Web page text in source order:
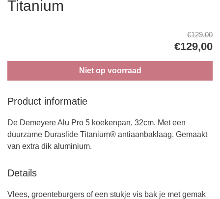
Titanium
€129,00
€129,00
Niet op voorraad
Product informatie
De Demeyere Alu Pro 5 koekenpan, 32cm. Met een
duurzame Duraslide Titanium® antiaanbaklaag. Gemaakt
van extra dik aluminium.
Details
Vlees, groenteburgers of een stukje vis bak je met gemak